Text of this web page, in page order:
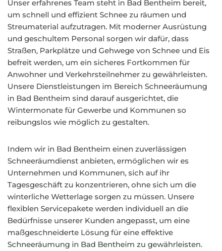
Unser erfahrenes Team steht in Bad Bentheim bereit,
um schnell und effizient Schnee zu räumen und
Streumaterial aufzutragen. Mit moderner Ausrüstung
und geschultem Personal sorgen wir dafür, dass
Straßen, Parkplätze und Gehwege von Schnee und Eis
befreit werden, um ein sicheres Fortkommen für
Anwohner und Verkehrsteilnehmer zu gewährleisten.
Unsere Dienstleistungen im Bereich Schneeräumung
in Bad Bentheim sind darauf ausgerichtet, die
Wintermonate für Gewerbe und Kommunen so
reibungslos wie möglich zu gestalten.
Indem wir in Bad Bentheim einen zuverlässigen
Schneeräumdienst anbieten, ermöglichen wir es
Unternehmen und Kommunen, sich auf ihr
Tagesgeschäft zu konzentrieren, ohne sich um die
winterliche Wetterlage sorgen zu müssen. Unsere
flexiblen Servicepakete werden individuell an die
Bedürfnisse unserer Kunden angepasst, um eine
maßgeschneiderte Lösung für eine effektive
Schneeräumung in Bad Bentheim zu gewährleisten.